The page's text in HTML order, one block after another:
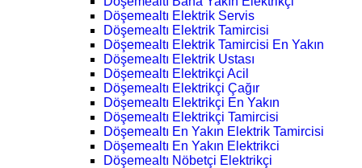
Döşemealtı Elektrik Servis
Döşemealtı Elektrik Tamircisi
Döşemealtı Elektrik Tamircisi En Yakın
Döşemealtı Elektrik Ustası
Döşemealtı Elektrikçi Acil
Döşemealtı Elektrikçi Çağır
Döşemealtı Elektrikçi En Yakın
Döşemealtı Elektrikçi Tamircisi
Döşemealtı En Yakın Elektrik Tamircisi
Döşemealtı En Yakın Elektrikci
Döşemealtı Nöbetçi Elektrikçi